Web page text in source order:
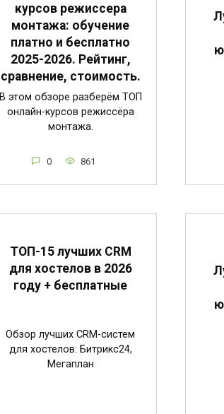
курсов режиссера
монтажа: обучение
платно и бесплатно
2025-2026. Рейтинг,
сравнение, стоимость.
В этом обзоре разберём ТОП
онлайн-курсов режиссёра
монтажа.
0 861
ТОП-15 лучших CRM
для хостелов в 2026
году + бесплатные
Обзор лучших CRM-систем
для хостелов: Битрикс24,
Мегаплан